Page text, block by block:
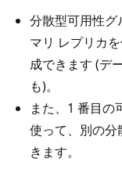
分散型可用性グ
マリ レプリカ
成できます (デ
も)。
また、1 番目の
使って、別の
きます。